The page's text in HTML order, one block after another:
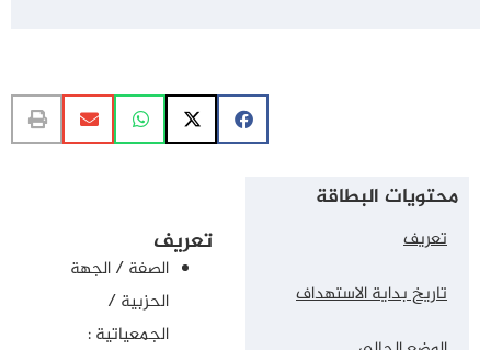
محتويات البطاقة
تعريف
تاريخ بداية الاستهداف
تعريف
الصفة / الجهة
الحزبية /
الجمعياتية :